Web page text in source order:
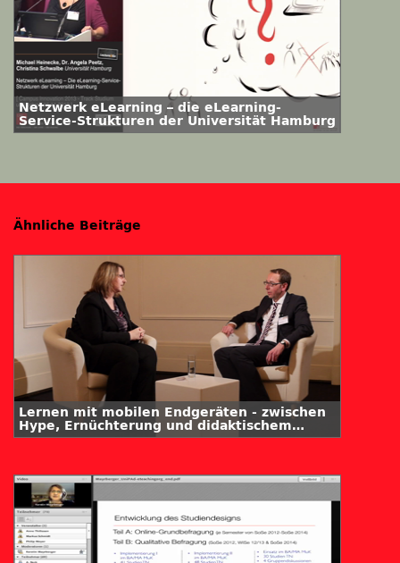
Netzwerk eLearning – die eLearning-
Service-Strukturen der Universität Hamburg
Ähnliche Beiträge
Lernen mit mobilen Endgeräten - zwischen
Hype, Ernüchterung und didaktischem
Mehrwert - Interview mit Prof. Dr. Kerstin